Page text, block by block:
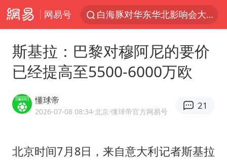
网易号
白海豚对华东华北影响会大于巴威
以拒绝“和平委员会”的加沙和平计划
上门女婿出轨女邻居多年被判重婚罪
斯基拉：巴黎对穆阿尼的要价
已经提高至5500-6000万欧
懂球帝
2026-07-08 08:34·北京·懂球帝官方网易号
21
北京时间7月8日，来自意大利记者斯基拉